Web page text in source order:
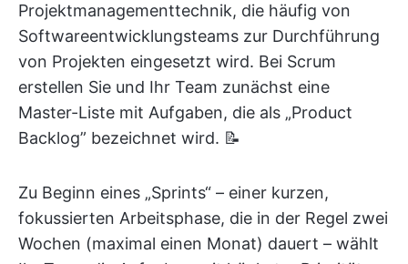
Projektmanagementtechnik, die häufig von
Softwareentwicklungsteams zur Durchführung
von Projekten eingesetzt wird. Bei Scrum
erstellen Sie und Ihr Team zunächst eine
Master-Liste mit Aufgaben, die als „Product
Backlog” bezeichnet wird. 📝
Zu Beginn eines „Sprints“ – einer kurzen,
fokussierten Arbeitsphase, die in der Regel zwei
Wochen (maximal einen Monat) dauert – wählt